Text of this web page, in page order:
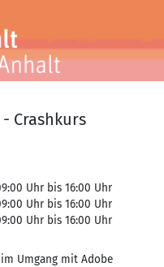
Crashkurs
Uhr bis 16:00 Uhr
Uhr bis 16:00 Uhr
Uhr bis 16:00 Uhr
Umgang mit Adobe